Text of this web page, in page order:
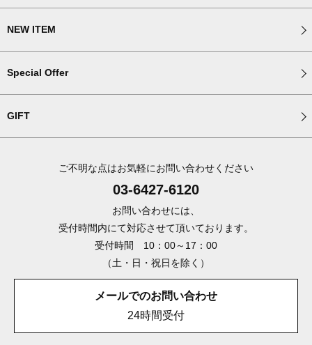
NEW ITEM
Special Offer
GIFT
ご不明な点はお気軽にお問い合わせください
03-6427-6120
お問い合わせには、
受付時間内にて対応させて頂いております。
受付時間 10：00～17：00
（土・日・祝日を除く）
メールでのお問い合わせ
24時間受付